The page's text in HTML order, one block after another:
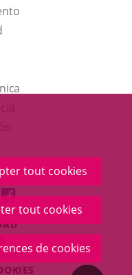
tout cookies
tout cookies
de cookies
una
nueva.
externa.
ENLACE
A
UNA
APLICACIÓN
EXTERNA.